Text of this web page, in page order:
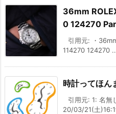
36mm
0 124270
引用元: ・
114270 124270
時計ってほん
引用元: 1: 名無
20/03/21(土